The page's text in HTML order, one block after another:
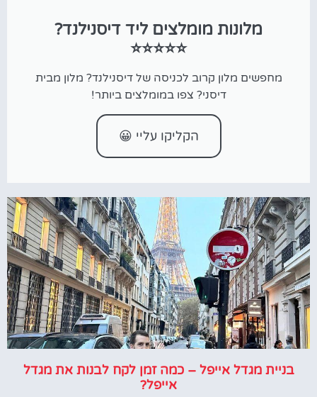
מלונות מומלצים ליד דיסנילנד?
⭐⭐⭐⭐⭐
מחפשים מלון קרוב לכניסה של דיסנילנד? מלון מבית
דיסני? צפו במומלצים ביותר!
הקליקו עליי 😀
בניית מגדל אייפל – כמה זמן לקח לבנות את מגדל
אייפל?